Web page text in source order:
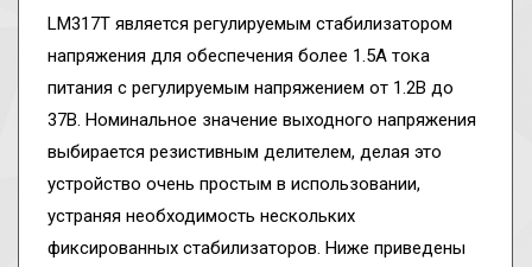
LM317T является регулируемым стабилизатором
напряжения для обеспечения более 1.5А тока
питания с регулируемым напряжением от 1.2В до
37В. Номинальное значение выходного напряжения
выбирается резистивным делителем, делая это
устройство очень простым в использовании,
устраняя необходимость нескольких
фиксированных стабилизаторов. Ниже приведены